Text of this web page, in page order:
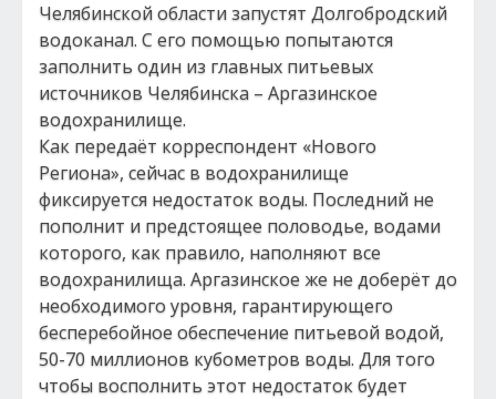
Челябинской области запустят Долгобродский
водоканал. С его помощью попытаются
заполнить один из главных питьевых
источников Челябинска – Аргазинское
водохранилище.
Как передаёт корреспондент «Нового
Региона», сейчас в водохранилище
фиксируется недостаток воды. Последний не
пополнит и предстоящее половодье, водами
которого, как правило, наполняют все
водохранилища. Аргазинское же не доберёт до
необходимого уровня, гарантирующего
бесперебойное обеспечение питьевой водой,
50-70 миллионов кубометров воды. Для того
чтобы восполнить этот недостаток будет